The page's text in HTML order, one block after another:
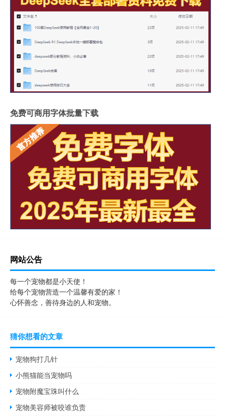
免费可商用字体批量下载
网站公告
每一个宠物都是小天使！
给每个宠物营造一个温馨有爱的家！
心怀善念，善待身边的人和宠物。
猜你想看的文章
宠物狗打几针
小熊猫能当宠物吗
宠物附魔宝珠叫什么
宠物美容师被咬谁负责